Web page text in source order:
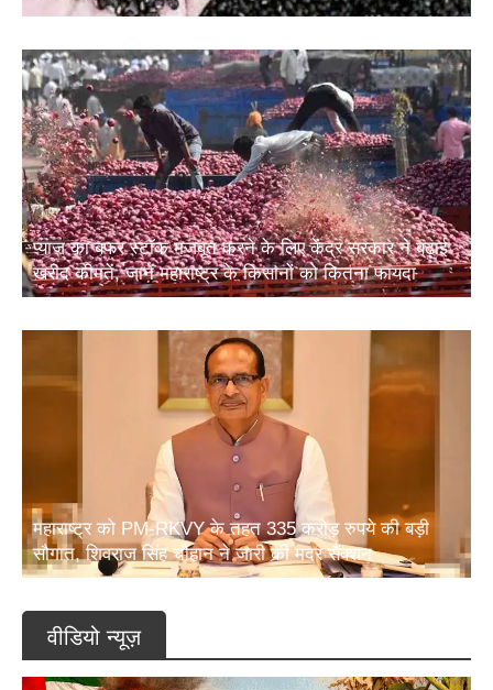
प्याज का बफर स्टॉक मजबूत करने के लिए केंद्र सरकार ने बढ़ाई
खरीद कीमतें, जानें महाराष्ट्र के किसानों को कितना फायदा
महाराष्ट्र को PM-RKVY के तहत 335 करोड़ रुपये की बड़ी
सौगात, शिवराज सिंह चौहान ने जारी की मदर सैंक्शन
वीडियो न्यूज़